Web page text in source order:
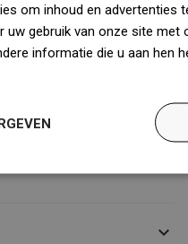
goederen
met een
m² met meer
biedt meer

om inhoud en advertenties
gebruik van onze site met
informatie die u aan hen